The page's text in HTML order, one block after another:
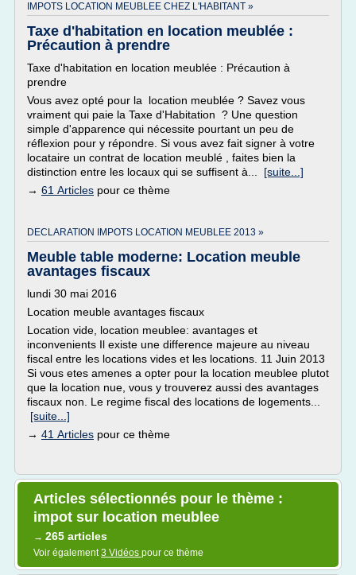
IMPOTS LOCATION MEUBLEE CHEZ L'HABITANT »
Taxe d'habitation en location meublée :
Précaution à prendre
Taxe d'habitation en location meublée : Précaution à
prendre
Vous avez opté pour la location meublée ? Savez vous
vraiment qui paie la Taxe d'Habitation ? Une question
simple d'apparence qui nécessite pourtant un peu de
réflexion pour y répondre. Si vous avez fait signer à votre
locataire un contrat de location meublé , faites bien la
distinction entre les locaux qui se suffisent à... [suite...]
→ 61 Articles pour ce thème
DECLARATION IMPOTS LOCATION MEUBLEE 2013 »
Meuble table moderne: Location meuble
avantages fiscaux
lundi 30 mai 2016
Location meuble avantages fiscaux
Location vide, location meublee: avantages et
inconvenients Il existe une difference majeure au niveau
fiscal entre les locations vides et les locations. 11 Juin 2013
Si vous etes amenes a opter pour la location meublee plutot
que la location nue, vous y trouverez aussi des avantages
fiscaux non. Le regime fiscal des locations de logements...
[suite...]
→ 41 Articles pour ce thème
Articles sélectionnés pour le thème :
impot sur location meublee
→ 265 articles
Voir également3 Vidéos pour ce thème